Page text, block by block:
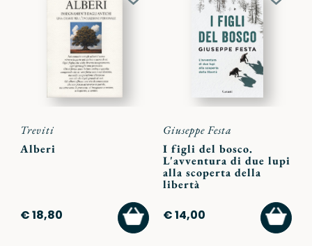
Aggiungi
Treviti
Alberi
€ 18,80
AGGIUNGI
AL
CARRELLO
Giuseppe Festa
I figli del bosco.
L'avventura di due lupi
alla scoperta della
libertà
€ 14,00
AL